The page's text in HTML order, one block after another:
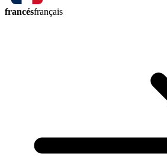
francésfrançais